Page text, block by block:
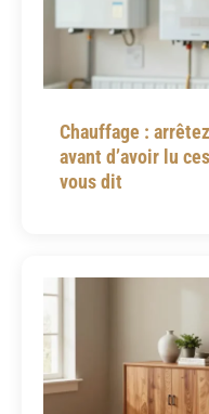
Chauffage :
avant d’avoir lu
vous dit